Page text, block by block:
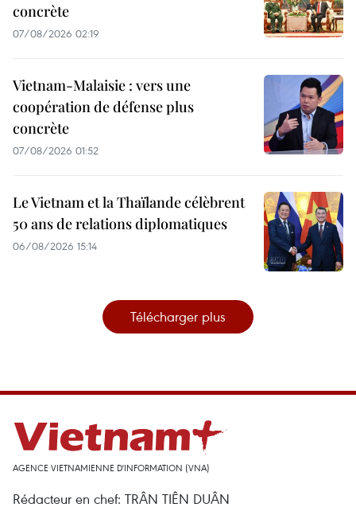
concrète
07/08/2026 02:19
Vietnam-Malaisie : vers une
coopération de défense plus
concrète
07/08/2026 01:52
Le Vietnam et la Thaïlande célèbrent
50 ans de relations diplomatiques
06/08/2026 15:14
Télécharger plus
AGENCE VIETNAMIENNE D'INFORMATION (VNA)
Rédacteur en chef: TRÂN TIÊN DUÂN